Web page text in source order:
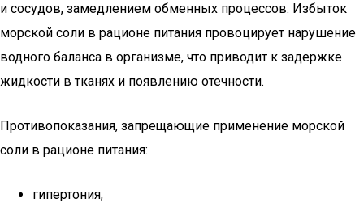
и сосудов, замедлением обменных процессов. Избыток
морской соли в рационе питания провоцирует нарушение
водного баланса в организме, что приводит к задержке
жидкости в тканях и появлению отечности.
Противопоказания, запрещающие применение морской
соли в рационе питания:
гипертония;